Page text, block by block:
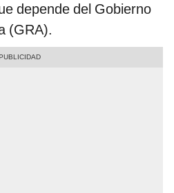
depende del Gobierno
(GRA).